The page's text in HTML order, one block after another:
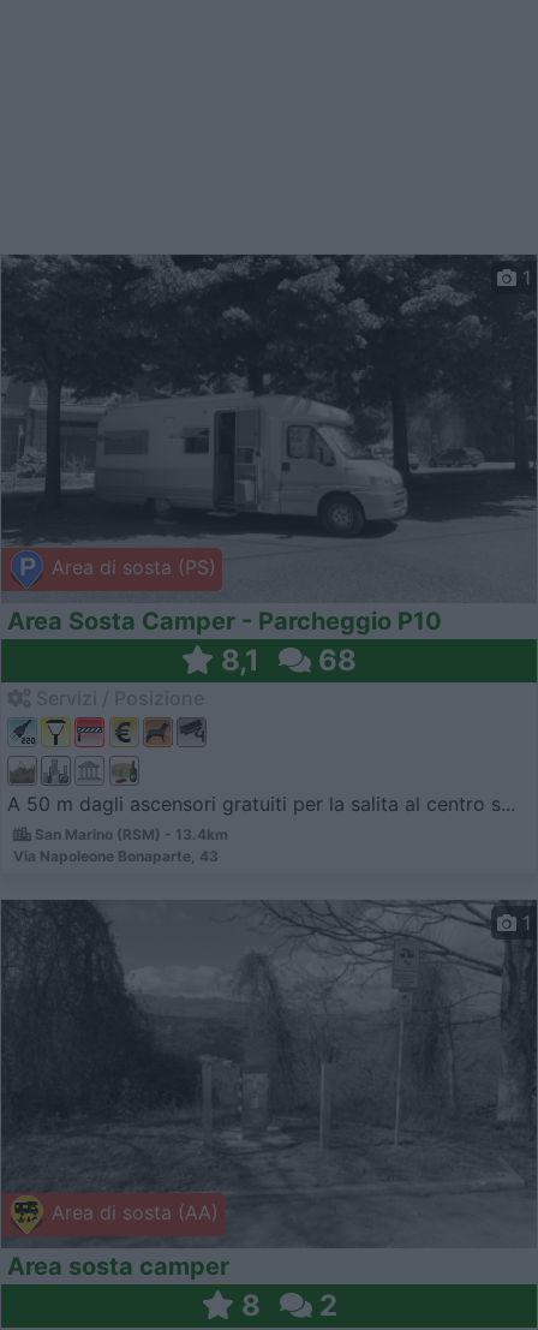
Area di sosta (PS)
1
Area Sosta Camper - Parcheggio P10
8,1 68
A 50 m dagli ascensori gratuiti per la salita al centro s...
San Marino (RSM) - 13.4km
Via Napoleone Bonaparte, 43
Area di sosta (AA)
1
Area sosta camper
8 2